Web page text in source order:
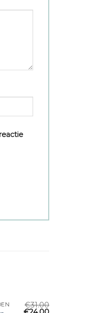
Toevoegen
€31.00